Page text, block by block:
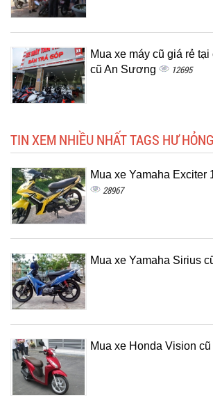
Mua xe máy cũ giá rẻ
cũ An Sương
12695
TIN XEM NHIỀU NHẤT TAGS HƯ
Mua xe Yamaha Exciter
28967
Mua xe Yamaha Sirius
Mua xe Honda Vision